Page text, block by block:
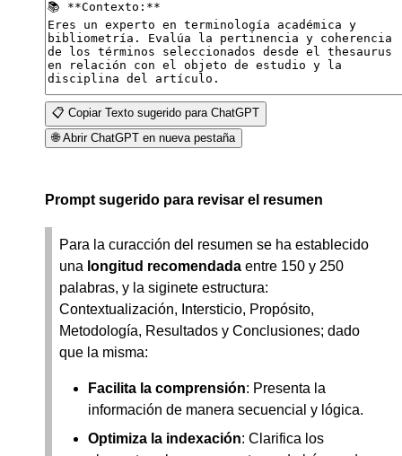
📋 Copiar Texto sugerido para ChatGPT
🌐 Abrir ChatGPT en nueva pestaña
Prompt sugerido para revisar el resumen
Para la curacción del resumen se ha establecido
una longitud recomendada entre 150 y 250
palabras, y la siginete estructura:
Contextualización, Intersticio, Propósito,
Metodología, Resultados y Conclusiones; dado
que la misma:
Facilita la comprensión: Presenta la
información de manera secuencial y lógica.
Optimiza la indexación: Clarifica los